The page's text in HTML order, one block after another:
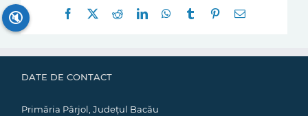
Facebook
RedditLinkedInWhatsApp
Tumblr Pinterest
E-
DATE DE CONTACT
Primăria Pârjol, Județul Bacău
🔇